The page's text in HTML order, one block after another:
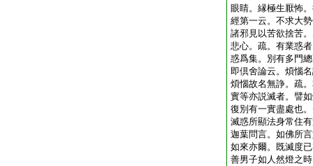
眼睛。縁極生厭怖
經第一云。不求大
諸邪見以苦欲捨苦
悲心。疏。有業惑
惑爲集。別有多門
即倶舍論云。煩惱
煩惱故名無諍。疏
實等亦説滅者。譬
復別有一實盡處也
滅惑所顯法身常住
迦葉問言。如佛所
如來亦爾。既滅度
善男子如人然燈之